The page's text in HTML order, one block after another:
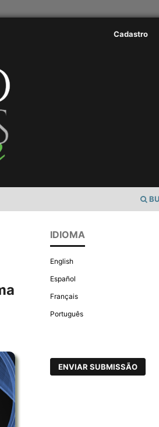
Cadastro
IDIOMA
English
Español
Français
Português
ENVIAR SUBMISSÃO